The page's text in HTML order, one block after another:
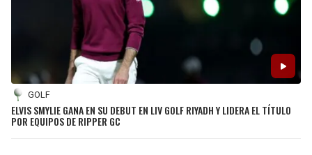
GOLF
ELVIS SMYLIE GANA EN SU DEBUT EN LIV GOLF RIYADH Y LIDERA EL TÍTULO
POR EQUIPOS DE RIPPER GC